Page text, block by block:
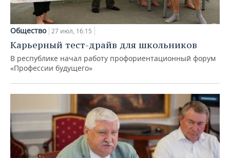
Общество 27 июл, 16:15
Карьерный тест-драйв для школьников
В республике начал работу профориентационный форум
«Профессии будущего»